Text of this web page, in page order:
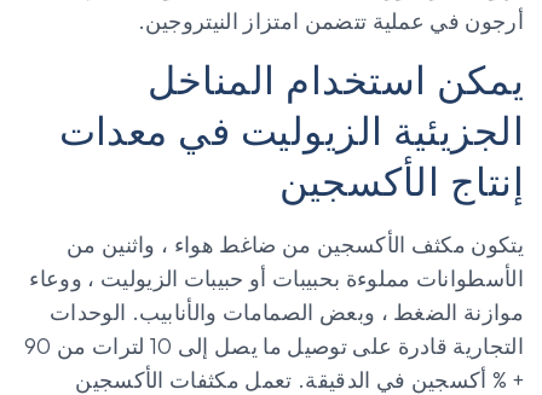
أرجون في عملية تتضمن امتزاز النيتروجين.
يمكن استخدام المناخل
الجزيئية الزيوليت في معدات
إنتاج الأكسجين
يتكون مكثف الأكسجين من ضاغط هواء ، واثنين من
الأسطوانات مملوءة بحبيبات أو حبيبات الزيوليت ، ووعاء
موازنة الضغط ، وبعض الصمامات والأنابيب. الوحدات
التجارية قادرة على توصيل ما يصل إلى 10 لترات من 90
+ % أكسجين في الدقيقة. تعمل مكثفات الأكسجين